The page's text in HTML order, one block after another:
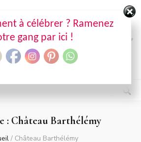
petits oignons
de wedding & event design
: Château Barthélémy
/ Château Barthélémy
à célébrer ? Ramenez
gang par ici !